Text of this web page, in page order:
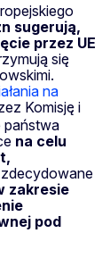
sugerują,
przez UE
się
na
Komisję i
państwa
na celu
zdecydowane
zakresie
pod